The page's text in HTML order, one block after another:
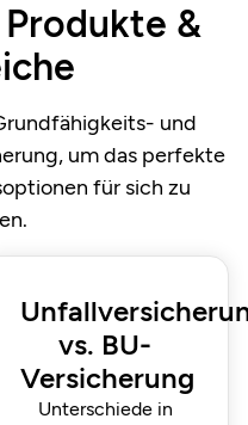
&
und
um das perfekte
für sich zu
vs. BU-
Versicherung
Unterschiede in